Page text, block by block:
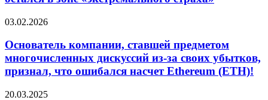
XRP
прежнему
лидирует!
000,
рынок
в
зоне
«экстремального
страха»
Основатель
ставшей
многочисленных
дискуссий
за
03.02.2026
Основатель компании, ставшей предметом
многочисленных дискуссий из-за своих убытков,
признал, что ошибался насчет Ethereum (ETH)!
Байбек
20.03.2025